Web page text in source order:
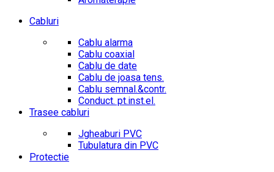
Cabluri
Cablu alarma
Cablu coaxial
Cablu de date
Cablu de joasa tens.
Cablu semnal.&contr.
Conduct. pt.inst.el.
Trasee cabluri
Jgheaburi PVC
Tubulatura din PVC
Protectie